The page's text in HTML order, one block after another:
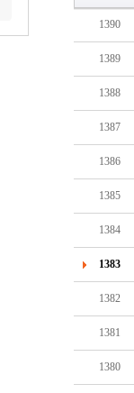
1390
1389
1388
1387
1386
1385
1384
1383
1382
1381
1380